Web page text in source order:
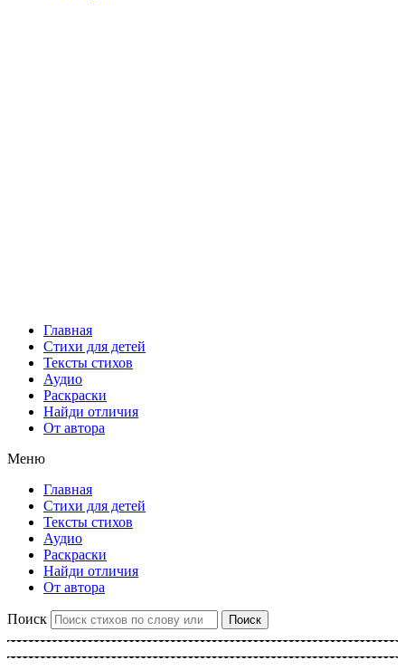
Главная
Стихи для детей
Тексты стихов
Аудио
Раскраски
Найди отличия
От автора
Меню
Главная
Стихи для детей
Тексты стихов
Аудио
Раскраски
Найди отличия
От автора
Поиск Поиск